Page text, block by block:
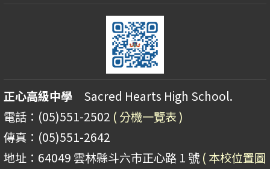
正心高級中學 Sacred Hearts High School.
電話：(05)551-2502 ( 分機一覽表 )
傳真：(05)551-2642
地址：64049 雲林縣斗六市正心路 1 號 ( 本校位置圖